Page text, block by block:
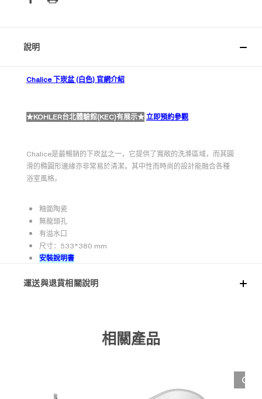
說明
Chalice 下崁盆 (白色) 官網介紹
★KOHLER台北體驗館(KEC)有展示★立即預約參觀
Chalice是最暢銷的下崁盆之一，它提供了寬敞的洗滌區域，而其圓
滑的橢圓形邊緣亦非常易於清潔。其中性而時尚的設計能融合各種
浴室風格。
釉面陶瓷
無龍頭孔
有溢水口
尺寸：533*380 mm
安裝說明書
運送與退貨相關說明
相關產品
OUT